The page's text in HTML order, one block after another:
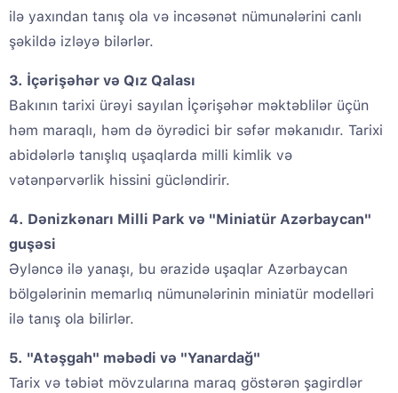
ilə yaxından tanış ola və incəsənət nümunələrini canlı
şəkildə izləyə bilərlər.
3. İçərişəhər və Qız Qalası
Bakının tarixi ürəyi sayılan İçərişəhər məktəblilər üçün
həm maraqlı, həm də öyrədici bir səfər məkanıdır. Tarixi
abidələrlə tanışlıq uşaqlarda milli kimlik və
vətənpərvərlik hissini gücləndirir.
4. Dənizkənarı Milli Park və "Miniatür Azərbaycan"
guşəsi
Əyləncə ilə yanaşı, bu ərazidə uşaqlar Azərbaycan
bölgələrinin memarlıq nümunələrinin miniatür modelləri
ilə tanış ola bilirlər.
5. "Atəşgah" məbədi və "Yanardağ"
Tarix və təbiət mövzularına maraq göstərən şagirdlər